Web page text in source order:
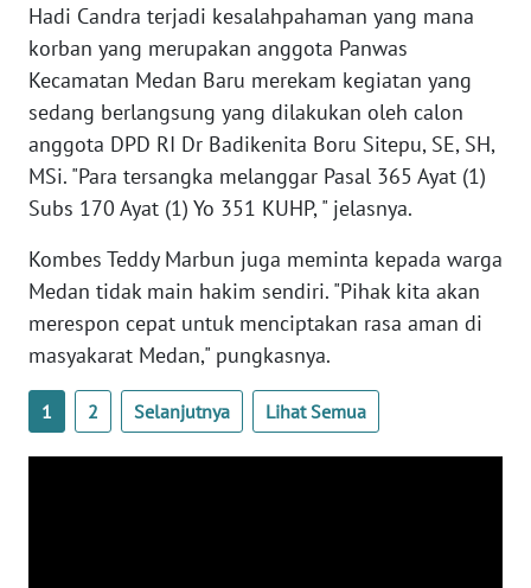
Hadi Candra terjadi kesalahpahaman yang mana
korban yang merupakan anggota Panwas
Kecamatan Medan Baru merekam kegiatan yang
sedang berlangsung yang dilakukan oleh calon
anggota DPD RI Dr Badikenita Boru Sitepu, SE, SH,
MSi. "Para tersangka melanggar Pasal 365 Ayat (1)
Subs 170 Ayat (1) Yo 351 KUHP, " jelasnya.
Kombes Teddy Marbun juga meminta kepada warga
Medan tidak main hakim sendiri. "Pihak kita akan
merespon cepat untuk menciptakan rasa aman di
masyakarat Medan," pungkasnya.
1 2 Selanjutnya Lihat Semua
WN
KALBAR
WN
KALTENG
KALTARA
WN
KALSEL
KALTIM